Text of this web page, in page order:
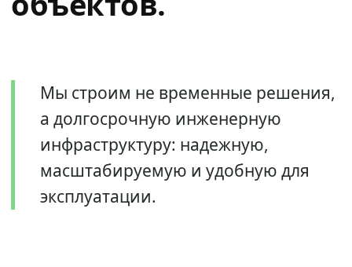
Мы строим не временные решения,
а долгосрочную инженерную
инфраструктуру: надежную,
масштабируемую и удобную для
эксплуатации.